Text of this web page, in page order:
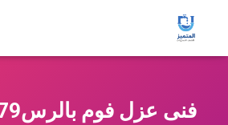
فنى عزل فوم بالرس0504666179